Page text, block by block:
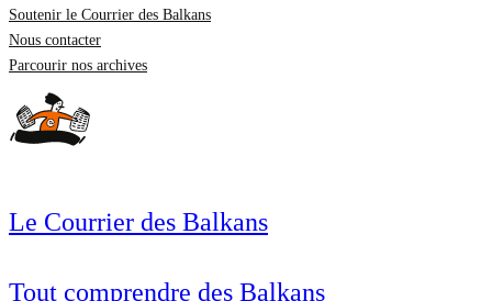
Soutenir le Courrier des Balkans
Nous contacter
Parcourir nos archives
Le Courrier des Balkans
Tout comprendre des Balkans